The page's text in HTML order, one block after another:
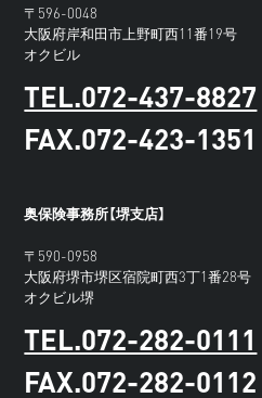
〒596-0048
大阪府岸和田市上野町西11番19号
オクビル
TEL.072-437-8827
FAX.072-423-1351
奥保険事務所【堺支店】
〒590-0958
大阪府堺市堺区宿院町西3丁1番28号
オクビル堺
TEL.072-282-0111
FAX.072-282-0112